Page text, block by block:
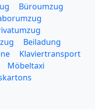
Büroumzug
Beiladung
Klaviertransport
Möbeltaxi